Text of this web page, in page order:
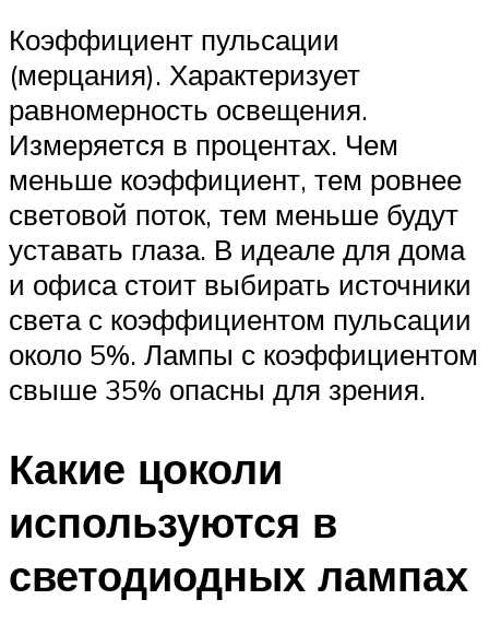
Коэффициент пульсации
(мерцания). Характеризует
равномерность освещения.
Измеряется в процентах. Чем
меньше коэффициент, тем ровнее
световой поток, тем меньше будут
уставать глаза. В идеале для дома
и офиса стоит выбирать источники
света с коэффициентом пульсации
около 5%. Лампы с коэффициентом
свыше 35% опасны для зрения.
Какие цоколи
используются в
светодиодных лампах